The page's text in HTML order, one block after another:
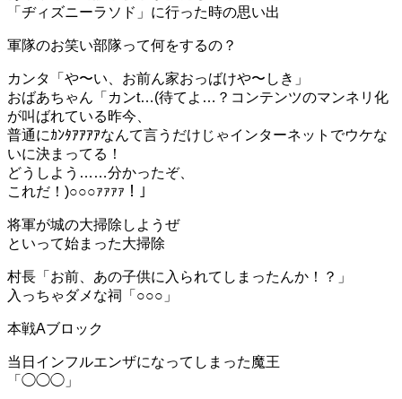
「ヂィズニーラソド」に行った時の思い出
軍隊のお笑い部隊って何をするの？
カンタ「や〜い、お前ん家おっばけや〜しき」
おばあちゃん「カンt…(待てよ…？コンテンツのマンネリ化
が叫ばれている昨今、
普通にｶﾝﾀｱｱｱｱなんて言うだけじゃインターネットでウケな
いに決まってる！
どうしよう……分かったぞ、
これだ！)○○○ｧｧｧｧ！」
将軍が城の大掃除しようぜ
といって始まった大掃除
村長「お前、あの子供に入られてしまったんか！？」
入っちゃダメな祠「○○○」
本戦Aブロック
当日インフルエンザになってしまった魔王
「◯◯◯」